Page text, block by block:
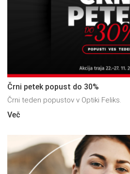
Črni petek popust do 30%
Črni teden popustov v Optiki Feliks.
Več